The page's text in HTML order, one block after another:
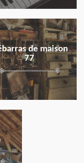
de maison
77
en savoir plus